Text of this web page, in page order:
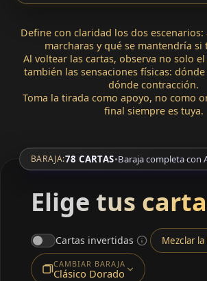
Define con claridad los dos
marcharas y qué se mantendría si
Al voltear las cartas, observa no solo
también las sensaciones físicas:
dónde contracción.
Toma la tirada como apoyo, no como
final siempre es tuya.
BARAJA:78 CARTAS•Baraja completa con
Elige tus
Cartas invertidas Mezclar
CAMBIAR BARAJA
Clásico Dorado